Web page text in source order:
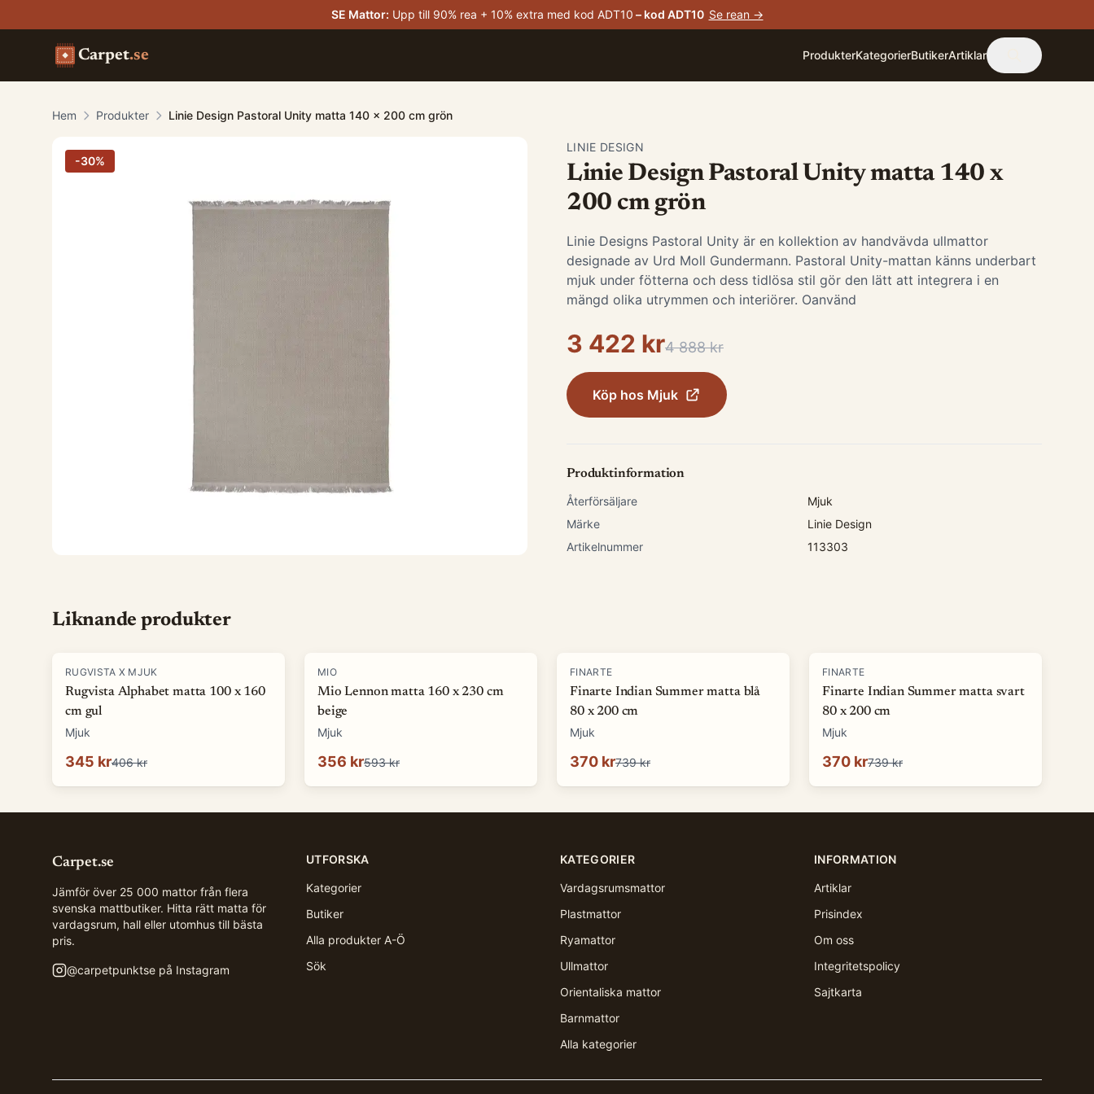
SE Mattor: Upp till 90% rea + 10% extra med kod ADT10 – kod ADT10 Se rean →
Carpet.se ProdukterKategorierButikerArtiklar
Hem Produkter Linie Design Pastoral Unity matta 140 x 200 cm grön
-30%
LINIE DESIGN
Linie Design Pastoral Unity matta 140 x
200 cm grön
Linie Designs Pastoral Unity är en kollektion av handvävda ullmattor
designade av Urd Moll Gundermann. Pastoral Unity-mattan känns underbart
mjuk under fötterna och dess tidlösa stil gör den lätt att integrera i en
mängd olika utrymmen och interiörer. Oanvänd
3 422 kr4 888 kr
Köp hos Mjuk
Produktinformation
Återförsäljare
Mjuk
Märke
Linie Design
Artikelnummer
113303
Liknande produkter
-15%
RUGVISTA X MJUK
Rugvista Alphabet matta 100 x 160
cm gul
Mjuk
345 kr406 kr
-40%
MIO
Mio Lennon matta 160 x 230 cm
beige
Mjuk
356 kr593 kr
-50 %
FINARTE
Finarte Indian Summer matta blå
80 x 200 cm
Mjuk
370 kr739 kr
-50 %
FINARTE
Finarte Indian Summer matta svart
80 x 200 cm
Mjuk
370 kr739 kr
Carpet.se
Jämför över 25 000 mattor från flera
svenska mattbutiker. Hitta rätt matta för
vardagsrum, hall eller utomhus till bästa
pris.
@carpetpunktse på Instagram
UTFORSKA
Kategorier
Butiker
Alla produkter A-Ö
Sök
KATEGORIER
Vardagsrumsmattor
Plastmattor
Ryamattor
Ullmattor
Orientaliska mattor
Barnmattor
Alla kategorier
INFORMATION
Artiklar
Prisindex
Om oss
Integritetspolicy
Sajtkarta